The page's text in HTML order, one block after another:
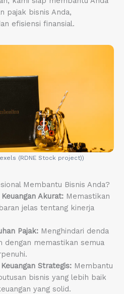
pajak bisnis Anda,
efisiensi finansial.
(RDNE Stock project))
Membantu Bisnis Anda?
Akurat:Memastikan
jelas tentang kinerja
Pajak:Menghindari denda
dengan memastikan semua
Strategis:Membantu
bisnis yang lebih baik
yang solid.